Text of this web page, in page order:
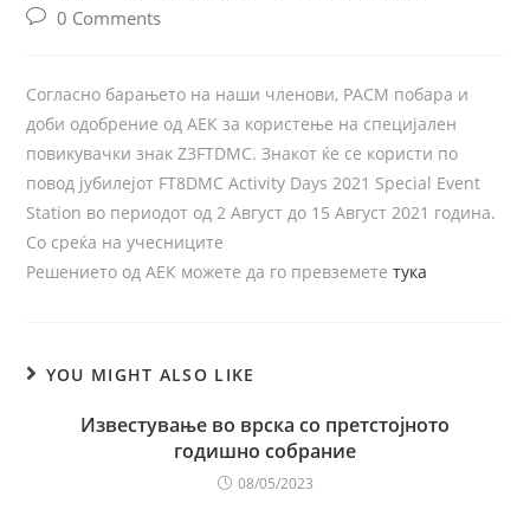
0 Comments
Согласно барањето на наши членови, РАСМ побара и
доби одобрение од АЕК за користење на специјален
повикувачки знак Z3FTDMC. Знакот ќе се користи по
повод јубилејот FT8DMC Activity Days 2021 Special Event
Station во периодот од 2 Август до 15 Август 2021 година.
Со среќа на учесниците
Решението од АЕК можете да го превземететука
YOU MIGHT ALSO LIKE
Известување во врска со претстојното
годишно собрание
08/05/2023